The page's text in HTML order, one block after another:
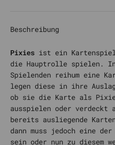
Beschreibung
Pixies ist ein
die Hauptrolle spielen.
Spielenden reihum eine
legen diese in ihre
ob sie die Karte als
ausspielen oder verdeckt
bereits ausliegende
dann muss jedoch eine der
sein oder nun zu diesem